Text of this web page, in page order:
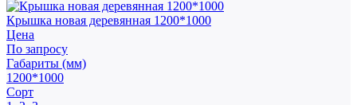
Крышка новая деревянная 1200*1000
Цена
По запросу
Габариты (мм)
1200*1000
Сорт